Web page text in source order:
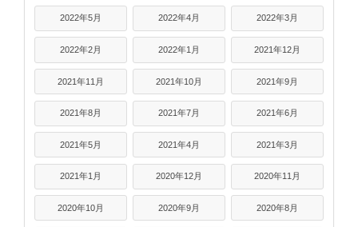
2022年5月 2022年4月 2022年3月
2022年2月 2022年1月 2021年12月
2021年11月 2021年10月 2021年9月
2021年8月 2021年7月 2021年6月
2021年5月 2021年4月 2021年3月
2021年1月 2020年12月 2020年11月
2020年10月 2020年9月 2020年8月